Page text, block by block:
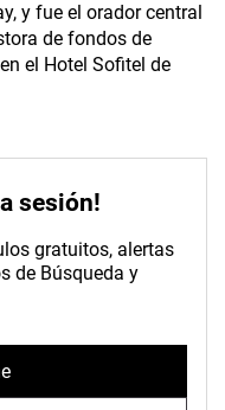
y fue el orador central
de fondos de
el Hotel Sofitel de
sesión!
gratuitos, alertas
de Búsqueda y